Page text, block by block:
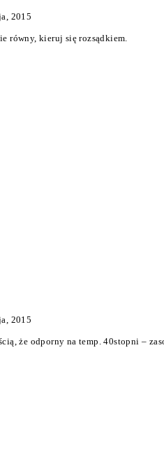
2015
równy, kieruj się rozsądkiem.
2015
że odporny na temp. 40stopni –